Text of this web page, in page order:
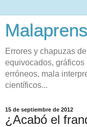
Errores y chapuzas
equivocados,
erróneos, mala
científicos...
15 de septiembre de 2012
¿Acabó el